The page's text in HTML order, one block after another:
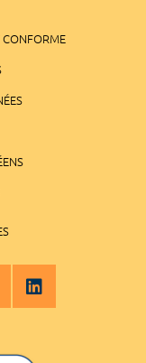
CONFORME